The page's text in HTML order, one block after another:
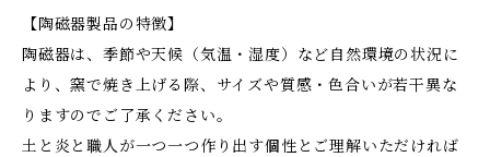
【陶磁器製品の特徴】
陶磁器は、季節や天候（気温・湿度）など自然環境の状況に
より、窯で焼き上げる際、サイズや質感・色合いが若干異な
りますのでご了承ください。
土と炎と職人が一つ一つ作り出す個性とご理解いただければ